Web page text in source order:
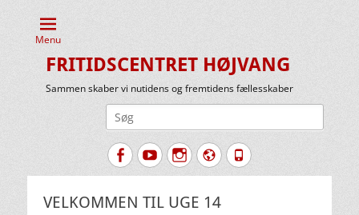
Menu
FRITIDSCENTRET HØJVANG
Sammen skaber vi nutidens og fremtidens fællesskaber
FacebookYouTubeInstagram
Website
Tlf.
VELKOMMEN TIL UGE 14